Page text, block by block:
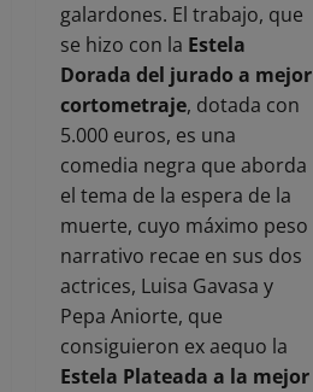
galardones. El trabajo, que
se hizo con la Estela
Dorada del jurado a mejor
cortometraje, dotada con
5.000 euros, es una
comedia negra que aborda
el tema de la espera de la
muerte, cuyo máximo peso
narrativo recae en sus dos
actrices, Luisa Gavasa y
Pepa Aniorte, que
consiguieron ex aequo la
Estela Plateada a la mejor